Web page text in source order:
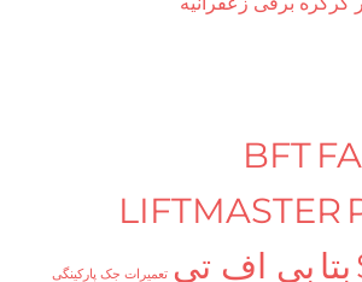
اف تی تعمیرات جک پارکینگی